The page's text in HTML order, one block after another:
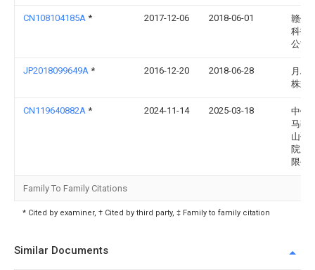
CN108104185A * 2017-12-06 2018-06-01
赣州
科技
公司
JP2018099649A * 2016-12-20 2018-06-28
月島
株式
CN119640882A * 2024-11-14 2025-03-18
中钢
马鞍
山研
院股
限公
Family To Family Citations
* Cited by examiner, † Cited by third party, ‡ Family to family citation
Similar Documents